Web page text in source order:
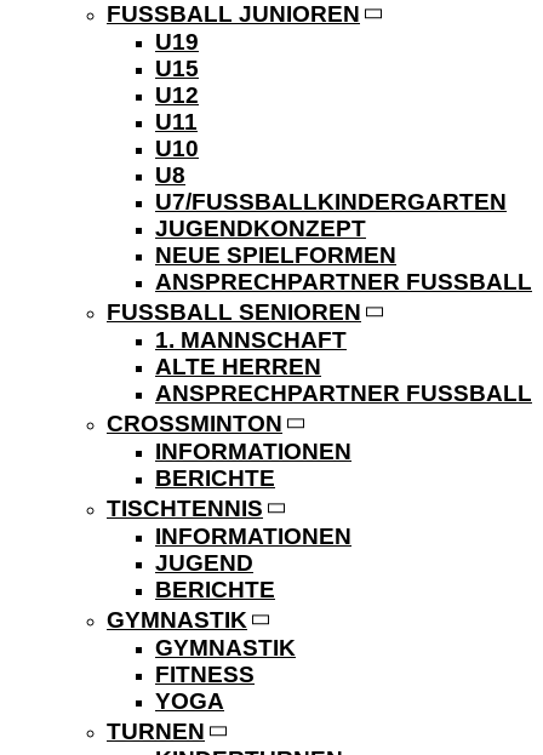
FUSSBALL JUNIOREN
U19
U15
U12
U11
U10
U8
U7/FUSSBALLKINDERGARTEN
JUGENDKONZEPT
NEUE SPIELFORMEN
ANSPRECHPARTNER FUSSBALL
FUSSBALL SENIOREN
1. MANNSCHAFT
ALTE HERREN
ANSPRECHPARTNER FUSSBALL
CROSSMINTON
INFORMATIONEN
BERICHTE
TISCHTENNIS
INFORMATIONEN
JUGEND
BERICHTE
GYMNASTIK
GYMNASTIK
FITNESS
YOGA
TURNEN